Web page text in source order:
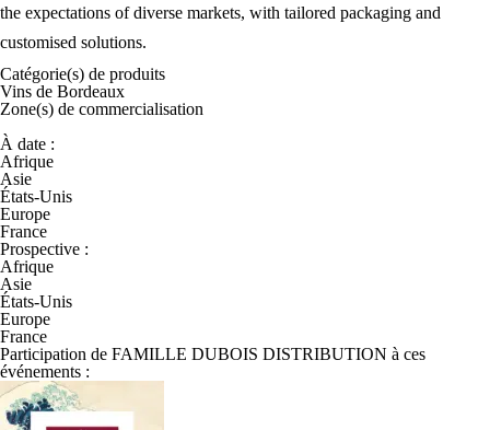
the expectations of diverse markets, with tailored packaging and
customised solutions.
Catégorie(s) de produits
Vins de Bordeaux
Zone(s) de commercialisation
À date :
Afrique
Asie
États-Unis
Europe
France
Prospective :
Afrique
Asie
États-Unis
Europe
France
Participation de FAMILLE DUBOIS DISTRIBUTION à ces
événements :